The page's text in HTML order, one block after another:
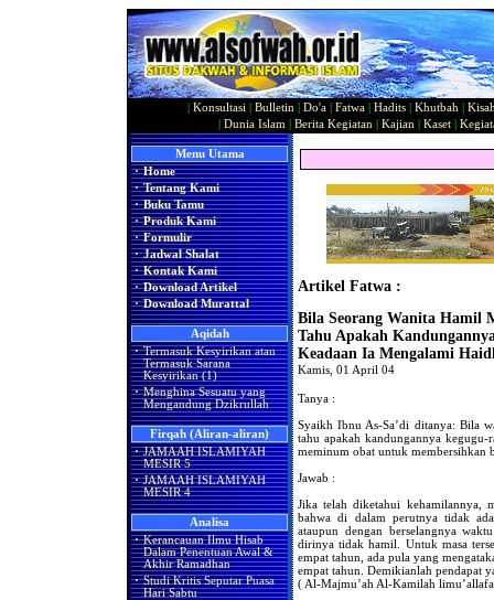
Konsultasi Bulletin Do'a Fatwa Hadits Khutbah
Dunia Islam Berita Kegiatan Kajian Kaset|
Menu Utama
· Home
· Tentang Kami
· Buku Tamu
· Produk Kami
· Formulir
· Jadwal Shalat
· Kontak Kami
· Download Artikel
· Download Murattal
Aqidah
· Termasuk Kesyirikan atau
Termasuk Sarana
Kesyirikan (1)
· Menghina Sesuatu yang
Mengandung Dzikrullah
Firqah (Aliran-aliran)
· JAMAAH ISLAMIYAH
MESIR 5
· JAMAAH ISLAMIYAH
MESIR 4
Analisa
· Kerancauan Ilmu Hisab
Dalam Penentuan Awal &
Akhir Ramadhan
· Studi Kritis Seputar Puasa
Hari Sabtu
Artikel Fatwa :
Bila Seorang Wanita Hamil
Tahu Apakah
Keadaan Ia Mengalami
Kamis, 01 April 04
Tanya :
Syaikh Ibnu As-Sa’di ditanya: Bila
tahu apakah kandungannya
meminum obat untuk membersihkan
Jawab :
Jika telah diketahui kehamilannya,
bahwa di dalam perutnya tidak
ataupun dengan berselangnya
dirinya tidak hamil. Untuk masa
empat tahun, ada pula yang
empat tahun. Demikianlah pendapat
( Al-Majmu’ah Al-Kamilah